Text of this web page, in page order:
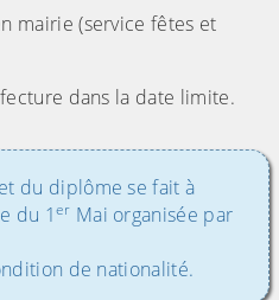
mairie (service fêtes et
dans la date limite.
du diplôme se fait à
du 1er Mai organisée par
de nationalité.